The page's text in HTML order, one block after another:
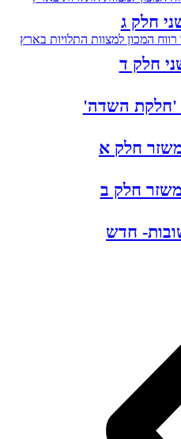
חלק ג
חלק ד
'חלקת השדה'
חלק א
חלק ב
חדש